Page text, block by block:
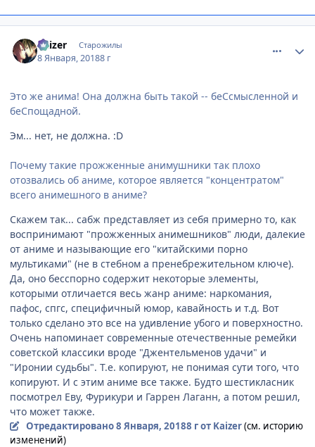
Kaizer Старожилы
8 Января, 20188 г
Это же анима! Она должна быть такой -- беСсмысленной и
беСпощадной.
Эм... нет, не должна. :D
Почему такие прожженные анимушники так плохо
отозвались об аниме, которое является "концентратом"
всего анимешного в аниме?
Скажем так... сабж представляет из себя примерно то, как
воспринимают "прожженных анимешников" люди, далекие
от аниме и называющие его "китайскими порно
мультиками" (не в стебном а пренебрежительном ключе).
Да, оно бесспорно содержит некоторые элементы,
которыми отличается весь жанр аниме: наркомания,
пафос, спгс, специфичный юмор, кавайность и т.д. Вот
только сделано это все на удивление убого и поверхностно.
Очень напоминает современные отечественные ремейки
советской классики вроде "Джентельменов удачи" и
"Иронии судьбы". Т.е. копируют, не понимая сути того, что
копируют. И с этим аниме все также. Будто шестикласник
посмотрел Еву, Фурикури и Гаррен Лаганн, а потом решил,
что может также.
Отредактировано8 Января, 20188 гот Kaizer(см. историю
изменений)